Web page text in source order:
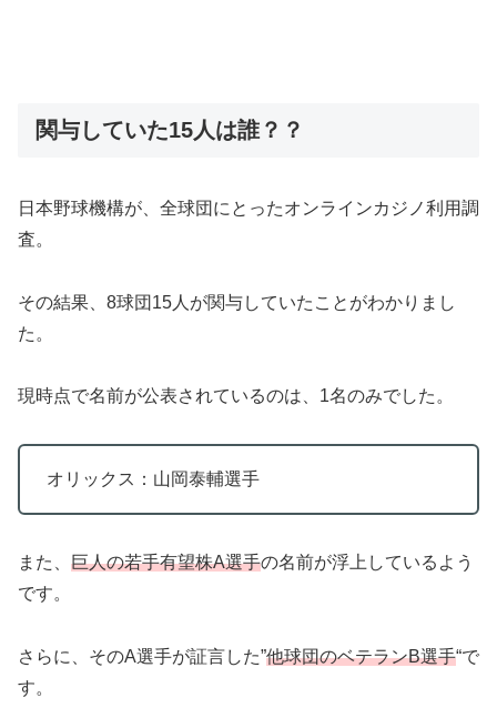
関与していた15人は誰？？
日本野球機構が、全球団にとったオンラインカジノ利用調
査。
その結果、8球団15人が関与していたことがわかりまし
た。
現時点で名前が公表されているのは、1名のみでした。
オリックス：山岡泰輔選手
また、 巨人の若手有望株A選手の名前が浮上しているよう
です。
さらに、そのA選手が証言した”他球団のベテランB選手“で
す。